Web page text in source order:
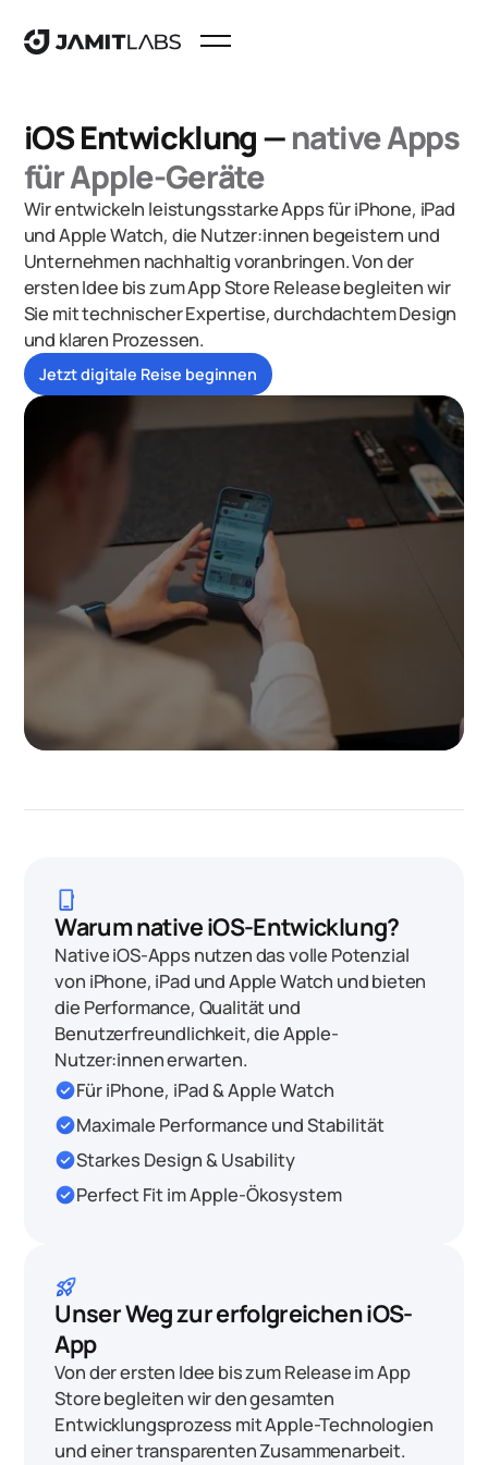
iOS Entwicklung —native Apps
für Apple-Geräte
Wir entwickeln leistungsstarke Apps für iPhone, iPad
und Apple Watch, die Nutzer:innen begeistern und
Unternehmen nachhaltig voranbringen. Von der
ersten Idee bis zum App Store Release begleiten wir
Sie mit technischer Expertise, durchdachtem Design
und klaren Prozessen.
Jetzt digitale Reise beginnen
phone_iphone
Warum native iOS-Entwicklung?
Native iOS-Apps nutzen das volle Potenzial
von iPhone, iPad und Apple Watch und bieten
die Performance, Qualität und
Benutzerfreundlichkeit, die Apple-
Nutzer:innen erwarten.
check_circleFür iPhone, iPad & Apple Watch
check_circleMaximale Performance und Stabilität
check_circleStarkes Design & Usability
check_circlePerfect Fit im Apple-Ökosystem
rocket_launch
Unser Weg zur erfolgreichen iOS-
App
Von der ersten Idee bis zum Release im App
Store begleiten wir den gesamten
Entwicklungsprozess mit Apple-Technologien
und einer transparenten Zusammenarbeit.